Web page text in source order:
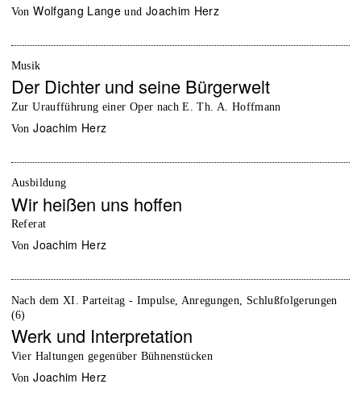
von Wolfgang Lange und Joachim Herz
Musik
Der Dichter und seine Bürgerwelt
Zur Uraufführung einer Oper nach E. Th. A. Hoffmann
von Joachim Herz
Ausbildung
Wir heißen uns hoffen
Referat
von Joachim Herz
Nach dem XI. Parteitag - Impulse, Anregungen, Schlußfolgerungen
(6)
Werk und Interpretation
Vier Haltungen gegenüber Bühnenstücken
von Joachim Herz